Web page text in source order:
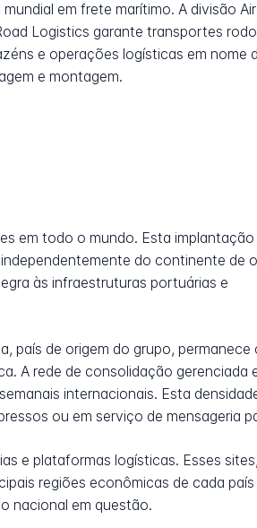
em frete marítimo. A divisão Air
Logistics garante transportes
e operações logísticas em nome
e montagem.
em todo o mundo. Esta implantação
do continente de
às infraestruturas portuárias e
país de origem do grupo, permanece
A rede de consolidação gerenciada
internacionais. Esta
ou em serviço de mensageria
e plataformas logísticas. Esses sites,
regiões econômicas de cada país
nacional em questão.